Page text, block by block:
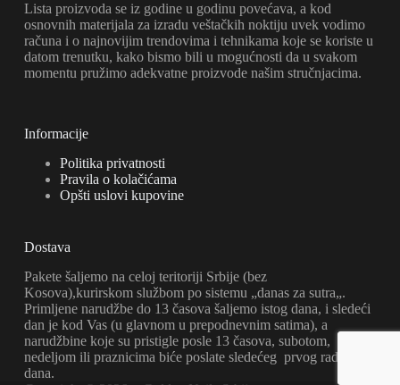
Lista proizvoda se iz godine u godinu povećava, a kod
osnovnih materijala za izradu veštačkih noktiju uvek vodimo
računa i o najnovijim trendovima i tehnikama koje se koriste u
datom trenutku, kako bismo bili u mogućnosti da u svakom
momentu pružimo adekvatne proizvode našim stručnjacima.
Informacije
Politika privatnosti
Pravila o kolačićama
Opšti uslovi kupovine
Dostava
Pakete šaljemo na celoj teritoriji Srbije (bez
Kosova),kurirskom službom po sistemu „danas za sutra„.
Primljene narudžbe do 13 časova šaljemo istog dana, i sledeći
dan je kod Vas (u glavnom u prepodnevnim satima), a
narudžbine koje su pristigle posle 13 časova, subotom,
nedeljom ili praznicima biće poslate sledećeg prvog radnog
dana.